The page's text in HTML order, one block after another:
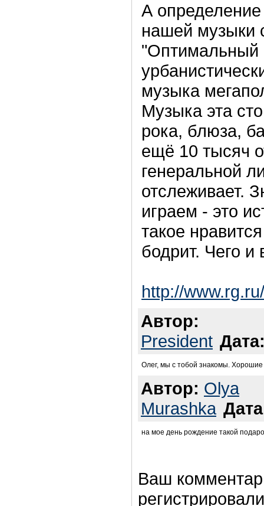
А
нашей музыки
"Оптимальный
музыка
Музыка эта
рока, блюза,
ещё 10 тысяч
генеральной
отслеживает.
играем - это
такое
бодрит. Чего
http://
Автор:
President
Олег, мы с тобой знакомы.
Автор: Olya
Murashka
на мое день рождение такой
Ваш